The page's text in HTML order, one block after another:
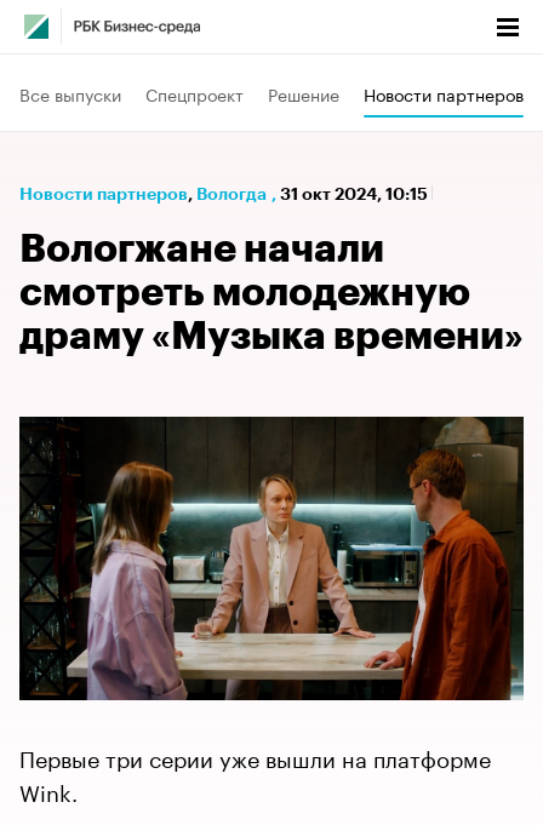
Все выпуски Спецпроект Решение Новости партнеров
Новости партнеров⁠, Вологда , 31 окт 2024, 10:15
Вологжане начали
смотреть молодежную
драму «Музыка времени»
Первые три серии уже вышли на платформе
Wink.